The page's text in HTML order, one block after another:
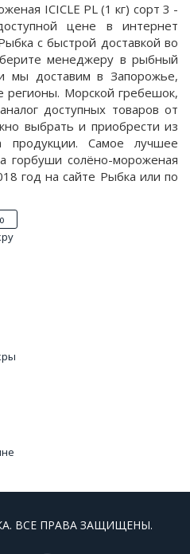
ICICLE PL (1 кг) сорт 3 -
цене в интернет
с быстрой доставкой во
менеджеру в рыбный
мы доставим в Запорожье,
регионы. Морской гребешок,
доступных товаров от
выбрать и приобрести из
продукции. Самое лучшее
горбуши солёно-мороженая
год на сайте Рыбка или по
ВСЕ ПРАВА ЗАЩИЩЕНЫ.